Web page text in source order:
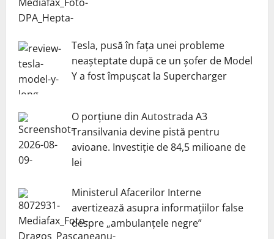
Tesla, pusă în fața unei probleme
neașteptate după ce un șofer de Model
Y a fost împușcat la Supercharger
O porțiune din Autostrada A3
Transilvania devine pistă pentru
avioane. Investiție de 84,5 milioane de
lei
Ministerul Afacerilor Interne
avertizează asupra informațiilor false
despre „ambulanțele negre”